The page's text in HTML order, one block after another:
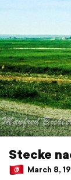
Stecke
March 8,